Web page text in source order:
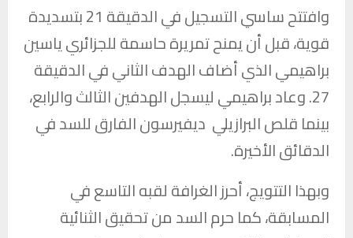
وافتتح ساسي التسجيل في الدقيقة 21 بتسديدة
قوية، قبل أن يمنح تمريرة حاسمة للجزائريياسين
براهيميالذي أضاف الهدف الثاني في الدقيقة
27. وعاد براهيمي ليسجل الهدفين الثالث والرابع،
بينما قلص البرازيلي ديفيرسون الفارق للسد في
الدقائق الأخيرة.
وبهذا التتويج، أحرز الغرافة لقبه التاسع في
المسابقة، كما حرم السد من تحقيق الثنائية